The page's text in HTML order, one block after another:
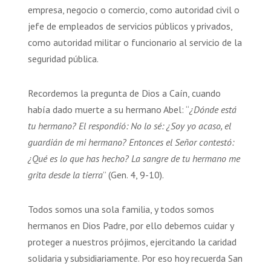
empresa, negocio o comercio, como autoridad civil o
jefe de empleados de servicios públicos y privados,
como autoridad militar o funcionario al servicio de la
seguridad pública.
Recordemos la pregunta de Dios a Caín, cuando
había dado muerte a su hermano Abel: “¿Dónde está
tu hermano? El respondió: No lo sé: ¿Soy yo acaso, el
guardián de mi hermano? Entonces el Señor contestó:
¿Qué es lo que has hecho? La sangre de tu hermano me
grita desde la tierra” (Gen. 4, 9-10).
Todos somos una sola familia, y todos somos
hermanos en Dios Padre, por ello debemos cuidar y
proteger a nuestros prójimos, ejercitando la caridad
solidaria y subsidiariamente. Por eso hoy recuerda San